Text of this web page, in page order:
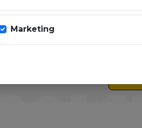
środowy mecz CKB Potężnie
Lidze Boksu. Faworyzowani
rozpoczęciem przedostatniej walki
Marketing